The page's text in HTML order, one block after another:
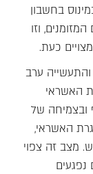
בחשבון
וזו
כעת.
ערב
האשראי
ובצמיחה של
מסגרת האשראי,
מצב זה צפוי